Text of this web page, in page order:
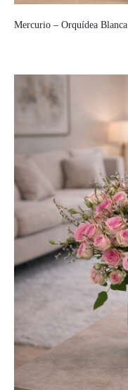
Mercurio – Orquídea Blanca